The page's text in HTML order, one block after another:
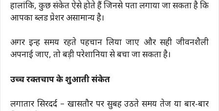
हालांकि, कुछ संकेत ऐसे होते हैं जिनसे पता लगाया जा सकता है कि
आपका ब्लड प्रेशर असामान्य है।
अगर इन्हें समय रहते पहचान लिया जाए और सही जीवनशैली
अपनाई जाए, तो बड़ी परेशानियों से बचा जा सकता है।
उच्च रक्तचाप के शुरुआती संकेत
लगातार सिरदर्द – खासतौर पर सुबह उठते समय तेज या बार-बार